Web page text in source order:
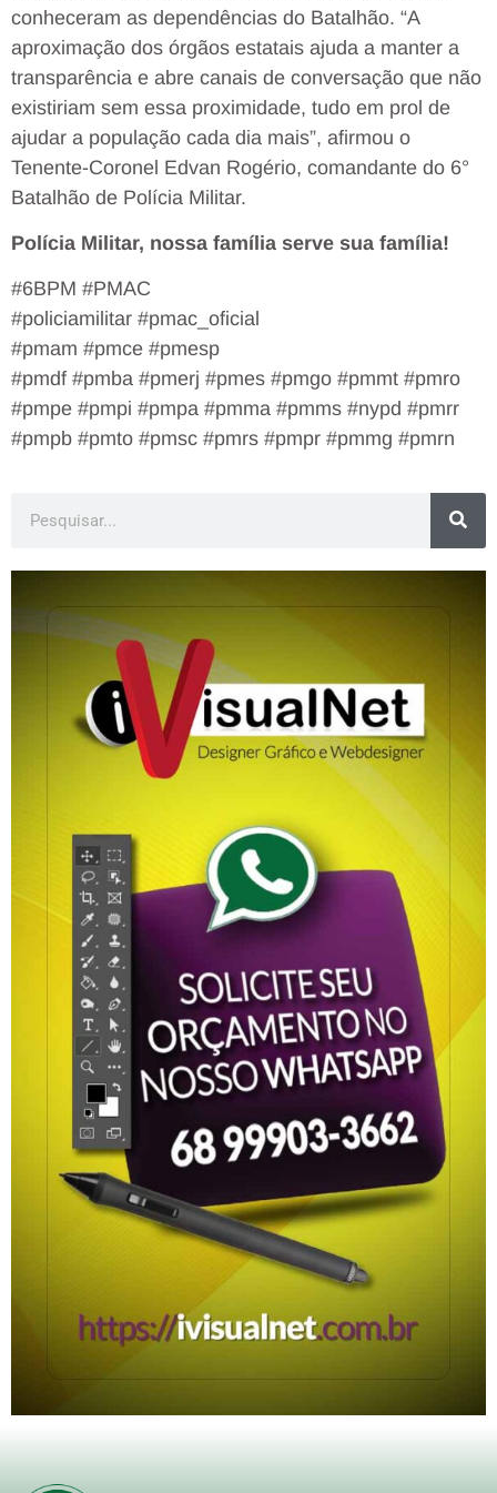
conheceram as dependências do Batalhão. “A
aproximação dos órgãos estatais ajuda a manter a
transparência e abre canais de conversação que não
existiriam sem essa proximidade, tudo em prol de
ajudar a população cada dia mais”, afirmou o
Tenente-Coronel Edvan Rogério, comandante do 6°
Batalhão de Polícia Militar.
Polícia Militar, nossa família serve sua família!
#6BPM #PMAC
#policiamilitar #pmac_oficial
#pmam #pmce #pmesp
#pmdf #pmba #pmerj #pmes #pmgo #pmmt #pmro
#pmpe #pmpi #pmpa #pmma #pmms #nypd #pmrr
#pmpb #pmto #pmsc #pmrs #pmpr #pmmg #pmrn